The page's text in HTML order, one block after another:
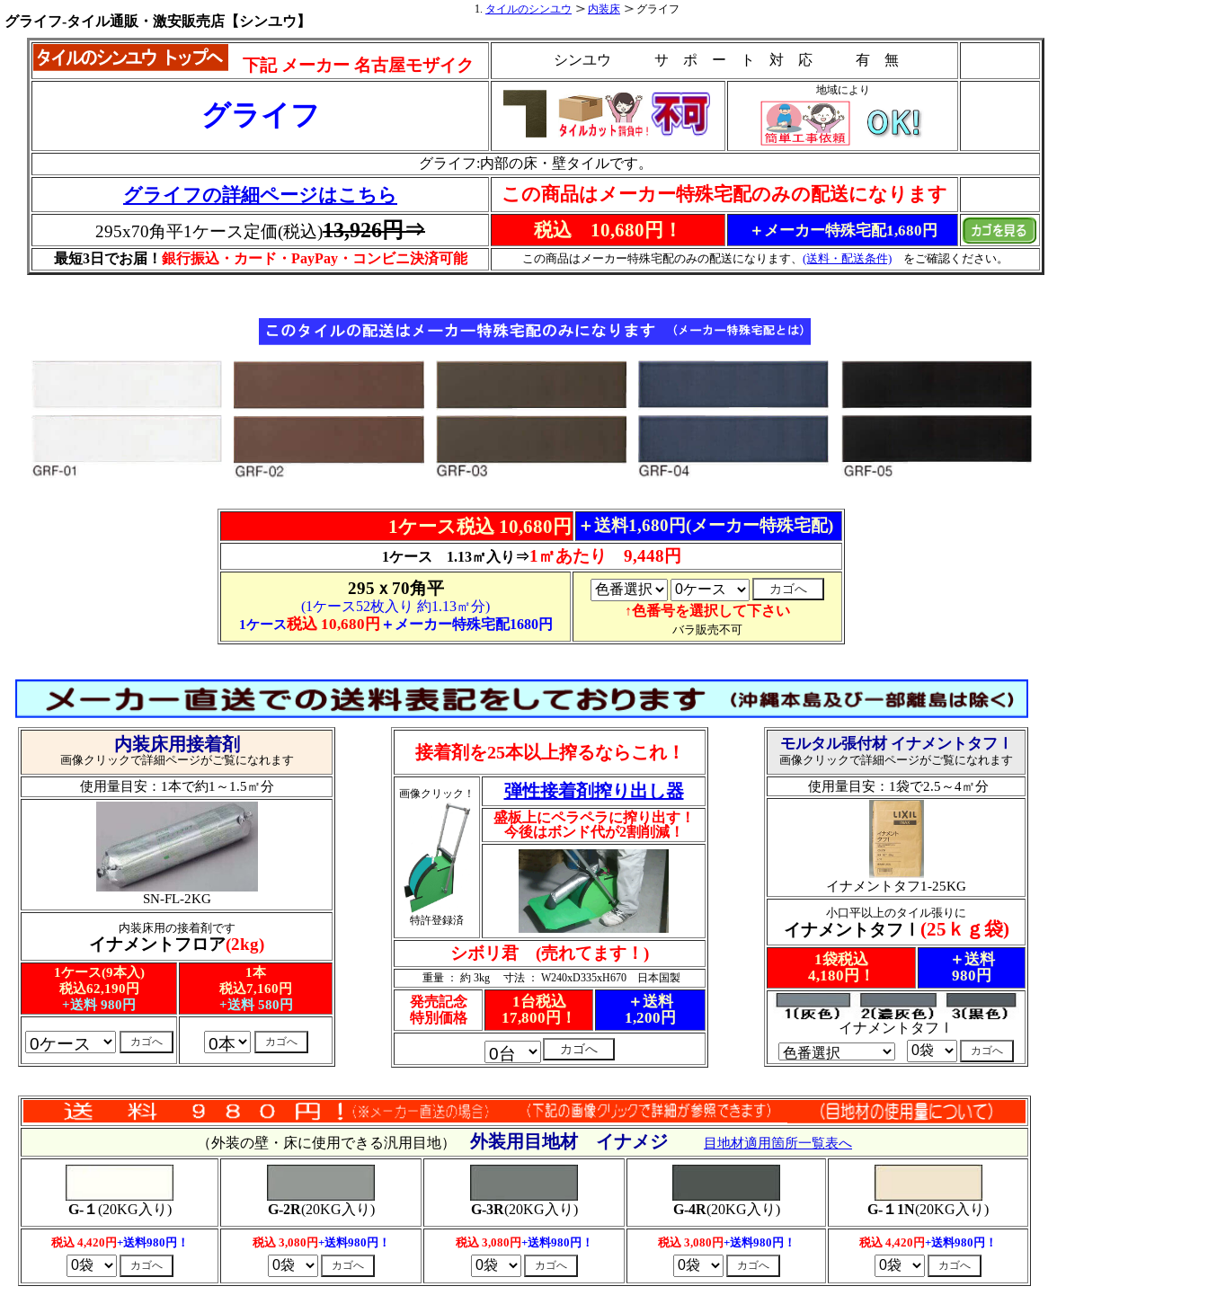
グライフ-タイル通販・激安販売店【シンユウ】
下記 メーカー 名古屋モザイク シンユウ サ ポ ー ト 対 応 有 無
グライフ
地域により
グライフ:内部の床・壁タイルです。
グライフの詳細ページはこちら この商品はメーカー特殊宅配のみの配送になります
295x70角平1ケース定価(税込)13,926円⇒ 税込 10,680円！ ＋メーカー特殊宅配1,680円
最短3日でお届！ 銀行振込・カード・PayPay・コンビニ決済可能 この商品はメーカー特殊宅配のみの配送になります、 (送料・配送条件) をご確認ください。
1ケース税込 10,680円 ＋送料1,680円(メーカー特殊宅配)
1ケース 1.13㎡入り⇒1㎡あたり 9,448円
295ｘ70角平
(1ケース52枚入り 約1.13㎡分)
1ケース税込 10,680円 ＋メーカー特殊宅配1680円
↑色番号を選択して下さい
バラ販売不可
モルタル張付材 イナメントタフⅠ
画像クリックで詳細ページがご覧になれます
使用量目安：1袋で2.5～4㎡分
イナメントタフ1-25KG
小口平以上のタイル張りに
イナメントタフⅠ (25ｋｇ袋)
1袋税込
4,180円！
＋送料
980円
イナメントタフⅠ
内装床用接着剤
画像クリックで詳細ページがご覧になれます
使用量目安：1本で約1～1.5㎡分
SN-FL-2KG
内装床用の接着剤です
イナメントフロア(2kg)
1ケース(9本入)
税込62,190円
+送料 980円
1本
税込7,160円
+送料 580円
接着剤を25本以上搾るならこれ！
画像クリック！
特許登録済
弾性接着剤搾り出し器
盛板上にペラペラに搾り出す！
今後はボンド代が2割削減！
シボリ君 (売れてます！)
重量 ： 約 3kg 寸法 ： W240xD335xH670 日本国製
発売記念
特別価格
1台税込
17,800円！
＋送料
1,200円
（外装の壁・床に使用できる汎用目地） 外装用目地材 イナメジ 目地材適用箇所一覧表へ
G-１(20KG入り) G-2R(20KG入り) G-3R(20KG入り) G-4R(20KG入り) G-１1N(20KG入り)
税込 4,420円+送料980円！ 税込 3,080円+送料980円！ 税込 3,080円+送料980円！ 税込 3,080円+送料980円！ 税込 4,420円+送料980円！
タイルのシンユウ 内装床 グライフ